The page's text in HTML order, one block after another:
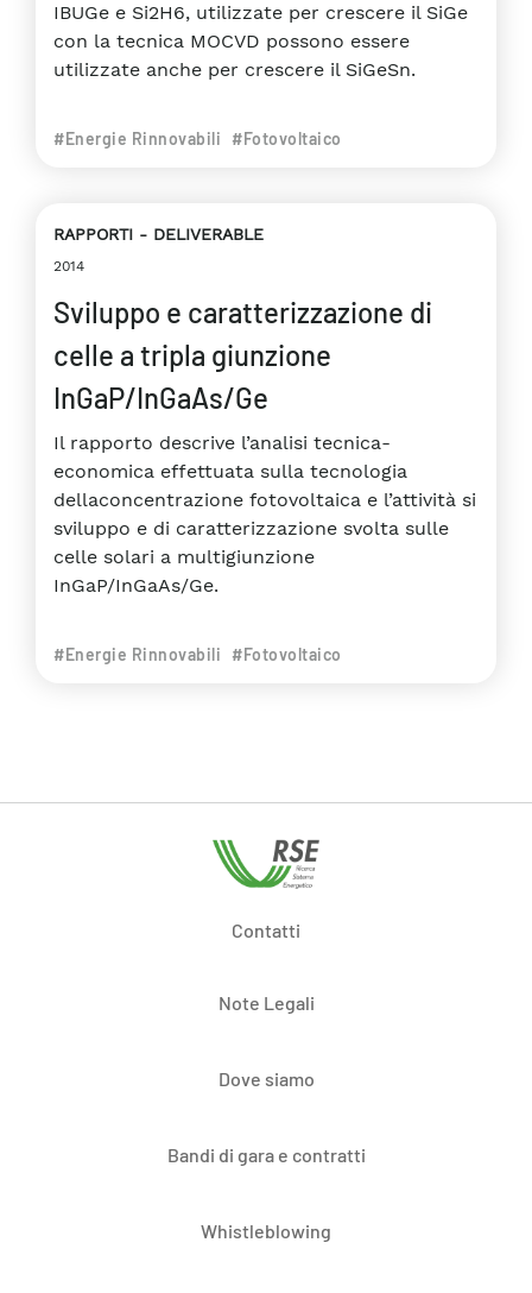
IBUGe e Si2H6, utilizzate per crescere il SiGe
con la tecnica MOCVD possono essere
utilizzate anche per crescere il SiGeSn.
#Energie Rinnovabili #Fotovoltaico
RAPPORTI DELIVERABLE
2014
Sviluppo e caratterizzazione di
celle a tripla giunzione
InGaP/InGaAs/Ge
Il rapporto descrive l’analisi tecnica-
economica effettuata sulla tecnologia
dellaconcentrazione fotovoltaica e l’attività si
sviluppo e di caratterizzazione svolta sulle
celle solari a multigiunzione
InGaP/InGaAs/Ge.
#Energie Rinnovabili #Fotovoltaico
Contatti
Note Legali
Dove siamo
Bandi di gara e contratti
Whistleblowing